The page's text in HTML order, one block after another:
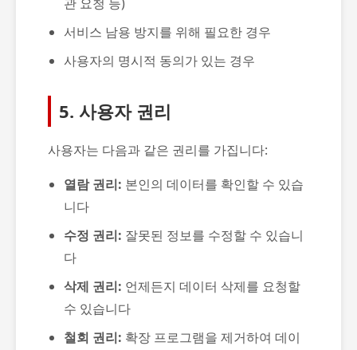
서비스 남용 방지를 위해 필요한 경우
사용자의 명시적 동의가 있는 경우
5. 사용자 권리
사용자는 다음과 같은 권리를 가집니다:
열람 권리: 본인의 데이터를 확인할 수 있습
니다
수정 권리: 잘못된 정보를 수정할 수 있습니
다
삭제 권리: 언제든지 데이터 삭제를 요청할
수 있습니다
철회 권리: 확장 프로그램을 제거하여 데이